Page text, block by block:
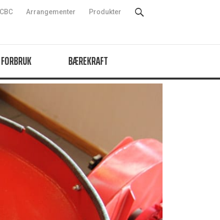
Arrangementer Produkter
BÆREKRAFT